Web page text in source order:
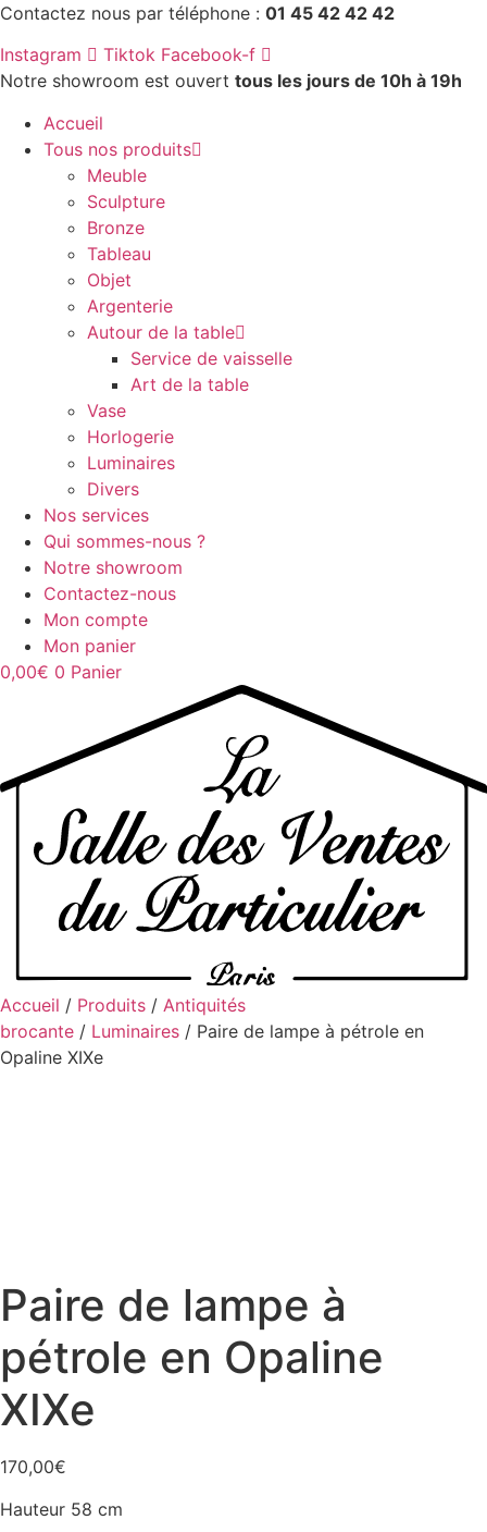
Aller
contenu
Contactez nous par téléphone : 01 45 42 42 42
Instagram
Tiktok Facebook-f
Notre showroom est ouvert tous les jours de 10h à 19h
Accueil
Tous nos produits
Meuble
Sculpture
Bronze
Tableau
Objet
Argenterie
Autour de la table
Service de vaisselle
Art de la table
Vase
Horlogerie
Luminaires
Divers
Nos services
Qui sommes-nous ?
Notre showroom
Contactez-nous
Mon compte
Mon panier
0,00€ 0 Panier
Accueil / Produits / Antiquités
brocante / Luminaires / Paire de lampe à pétrole en
Opaline XIXe
Paire de lampe à
pétrole en Opaline
XIXe
170,00€
Hauteur 58 cm